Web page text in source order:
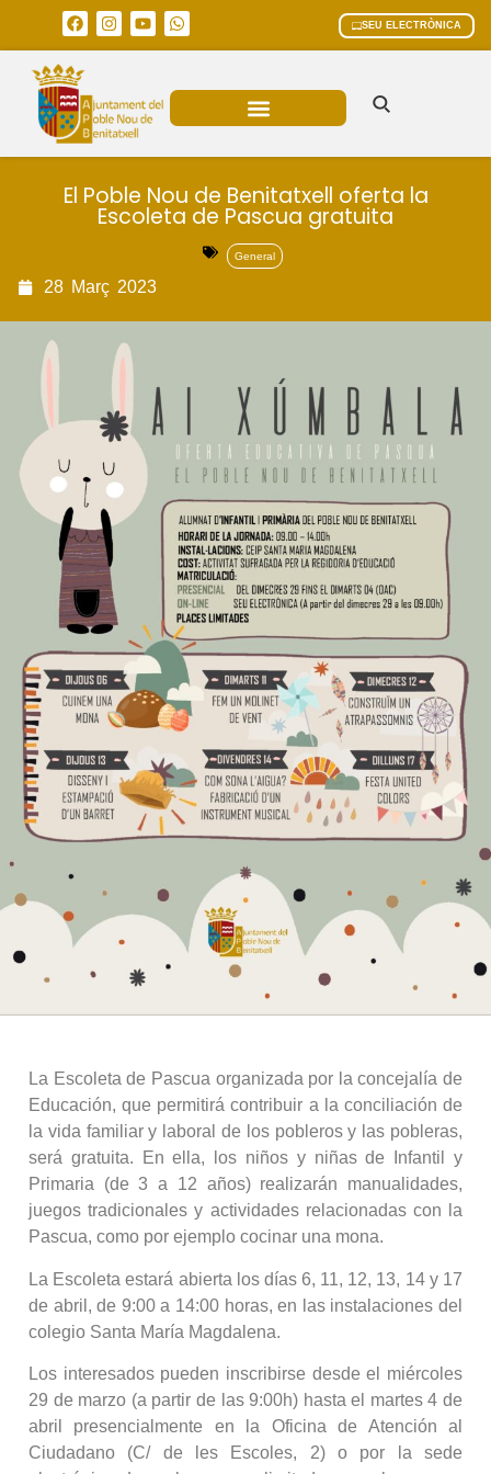
SEU ELECTRÒNICA
El Poble Nou de Benitatxell oferta la
Escoleta de Pascua gratuita
General
28 Març 2023
La Escoleta de Pascua organizada por la concejalía de
Educación, que permitirá contribuir a la conciliación de
la vida familiar y laboral de los pobleros y las pobleras,
será gratuita. En ella, los niños y niñas de Infantil y
Primaria (de 3 a 12 años) realizarán manualidades,
juegos tradicionales y actividades relacionadas con la
Pascua, como por ejemplo cocinar una mona.
La Escoleta estará abierta los días 6, 11, 12, 13, 14 y 17
de abril, de 9:00 a 14:00 horas, en las instalaciones del
colegio Santa María Magdalena.
Los interesados pueden inscribirse desde el miércoles
29 de marzo (a partir de las 9:00h) hasta el martes 4 de
abril presencialmente en la Oficina de Atención al
Ciudadano (C/ de les Escoles, 2) o por la sede